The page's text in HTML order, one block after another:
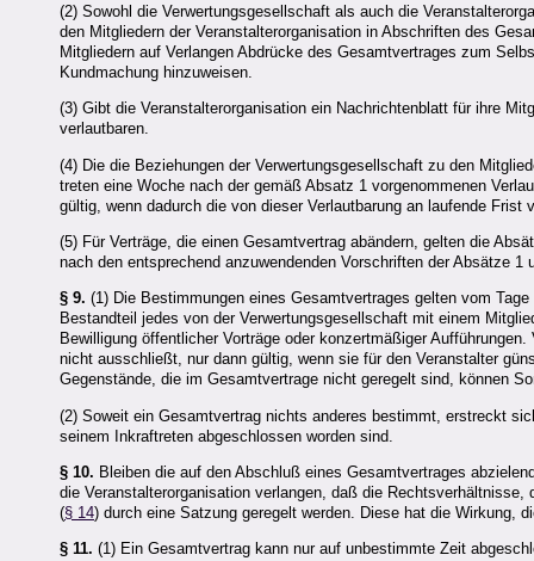
(2) Sowohl die Verwertungsgesellschaft als auch die
den Mitgliedern der Veranstalterorganisation in Abschriften des
Mitgliedern auf Verlangen Abdrücke des Gesamtvertrages zum
Kundmachung hinzuweisen.
(3) Gibt die Veranstalterorganisation ein Nachrichtenblatt für ihre
verlautbaren.
(4) Die die Beziehungen der Verwertungsgesellschaft zu den
treten eine Woche nach der gemäß Absatz 1 vorgenommenen
gültig, wenn dadurch die von dieser Verlautbarung an laufende Frist
(5) Für Verträge, die einen Gesamtvertrag abändern, gelten die
nach den entsprechend anzuwendenden Vorschriften der Absätze 1
§ 9. (1) Die Bestimmungen eines Gesamtvertrages gelten vom
Bestandteil jedes von der Verwertungsgesellschaft mit einem
Bewilligung öffentlicher Vorträge oder konzertmäßiger
nicht ausschließt, nur dann gültig, wenn sie für den Veranstalter
Gegenstände, die im Gesamtvertrage nicht geregelt sind, können
(2) Soweit ein Gesamtvertrag nichts anderes bestimmt, erstreckt
seinem Inkraftreten abgeschlossen worden sind.
§ 10. Bleiben die auf den Abschluß eines Gesamtvertrages
die Veranstalterorganisation verlangen, daß die
(§ 14) durch eine Satzung geregelt werden. Diese hat die Wirkung,
§ 11. (1) Ein Gesamtvertrag kann nur auf unbestimmte Zeit